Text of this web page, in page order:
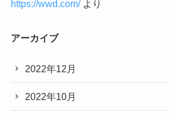
https://wwd.com/より
アーカイブ
2022年12月
2022年10月